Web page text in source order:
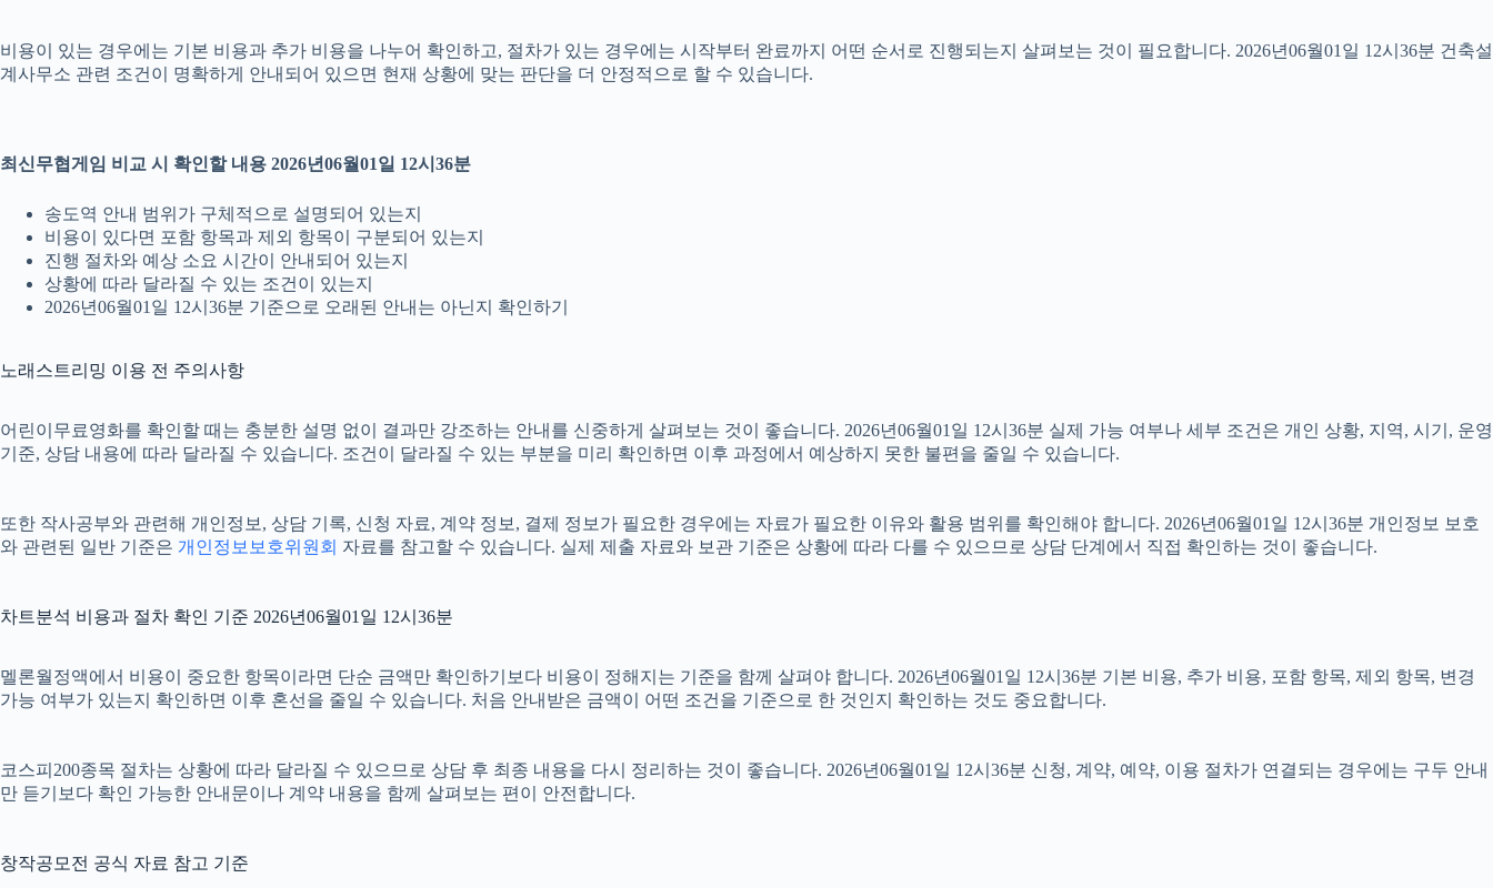
비용이 있는 경우에는 기본 비용과 추가 비용을 나누어 확인하고, 절차가 있는 경우에는 시작부터 완료까지 어떤 순서로 진행되는지 살펴보는 것이 필요합니다. 2026년06월01일 12시36분 건축설
계사무소 관련 조건이 명확하게 안내되어 있으면 현재 상황에 맞는 판단을 더 안정적으로 할 수 있습니다.
최신무협게임 비교 시 확인할 내용 2026년06월01일 12시36분
송도역 안내 범위가 구체적으로 설명되어 있는지
비용이 있다면 포함 항목과 제외 항목이 구분되어 있는지
진행 절차와 예상 소요 시간이 안내되어 있는지
상황에 따라 달라질 수 있는 조건이 있는지
2026년06월01일 12시36분 기준으로 오래된 안내는 아닌지 확인하기
노래스트리밍 이용 전 주의사항
어린이무료영화를 확인할 때는 충분한 설명 없이 결과만 강조하는 안내를 신중하게 살펴보는 것이 좋습니다. 2026년06월01일 12시36분 실제 가능 여부나 세부 조건은 개인 상황, 지역, 시기, 운영
기준, 상담 내용에 따라 달라질 수 있습니다. 조건이 달라질 수 있는 부분을 미리 확인하면 이후 과정에서 예상하지 못한 불편을 줄일 수 있습니다.
또한 작사공부와 관련해 개인정보, 상담 기록, 신청 자료, 계약 정보, 결제 정보가 필요한 경우에는 자료가 필요한 이유와 활용 범위를 확인해야 합니다. 2026년06월01일 12시36분 개인정보 보호
와 관련된 일반 기준은 개인정보보호위원회 자료를 참고할 수 있습니다. 실제 제출 자료와 보관 기준은 상황에 따라 다를 수 있으므로 상담 단계에서 직접 확인하는 것이 좋습니다.
차트분석 비용과 절차 확인 기준 2026년06월01일 12시36분
멜론월정액에서 비용이 중요한 항목이라면 단순 금액만 확인하기보다 비용이 정해지는 기준을 함께 살펴야 합니다. 2026년06월01일 12시36분 기본 비용, 추가 비용, 포함 항목, 제외 항목, 변경
가능 여부가 있는지 확인하면 이후 혼선을 줄일 수 있습니다. 처음 안내받은 금액이 어떤 조건을 기준으로 한 것인지 확인하는 것도 중요합니다.
코스피200종목 절차는 상황에 따라 달라질 수 있으므로 상담 후 최종 내용을 다시 정리하는 것이 좋습니다. 2026년06월01일 12시36분 신청, 계약, 예약, 이용 절차가 연결되는 경우에는 구두 안내
만 듣기보다 확인 가능한 안내문이나 계약 내용을 함께 살펴보는 편이 안전합니다.
창작공모전 공식 자료 참고 기준